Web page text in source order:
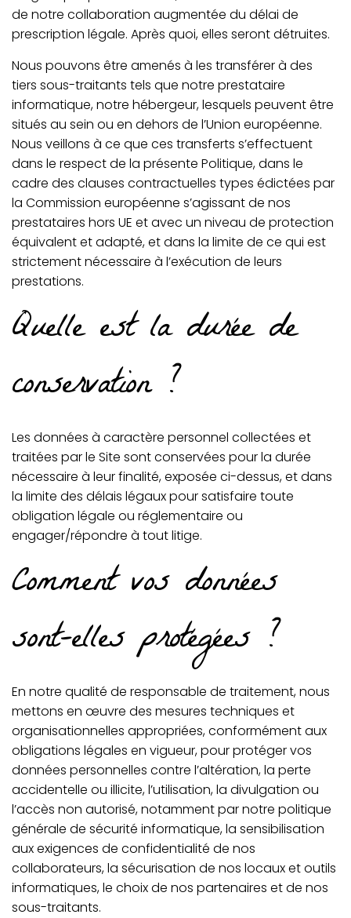
de notre collaboration augmentée du délai de
prescription légale. Après quoi, elles seront détruites.
Nous pouvons être amenés à les transférer à des
tiers sous-traitants tels que notre prestataire
informatique, notre hébergeur, lesquels peuvent être
situés au sein ou en dehors de l’Union européenne.
Nous veillons à ce que ces transferts s’effectuent
dans le respect de la présente Politique, dans le
cadre des clauses contractuelles types édictées par
la Commission européenne s’agissant de nos
prestataires hors UE et avec un niveau de protection
équivalent et adapté, et dans la limite de ce qui est
strictement nécessaire à l’exécution de leurs
prestations.
Quelle est la durée de
conservation ?
Les données à caractère personnel collectées et
traitées par le Site sont conservées pour la durée
nécessaire à leur finalité, exposée ci-dessus, et dans
la limite des délais légaux pour satisfaire toute
obligation légale ou réglementaire ou
engager/répondre à tout litige.
Comment vos données
sont-elles protégées ?
En notre qualité de responsable de traitement, nous
mettons en œuvre des mesures techniques et
organisationnelles appropriées, conformément aux
obligations légales en vigueur, pour protéger vos
données personnelles contre l’altération, la perte
accidentelle ou illicite, l’utilisation, la divulgation ou
l’accès non autorisé, notamment par notre politique
générale de sécurité informatique, la sensibilisation
aux exigences de confidentialité de nos
collaborateurs, la sécurisation de nos locaux et outils
informatiques, le choix de nos partenaires et de nos
sous-traitants.